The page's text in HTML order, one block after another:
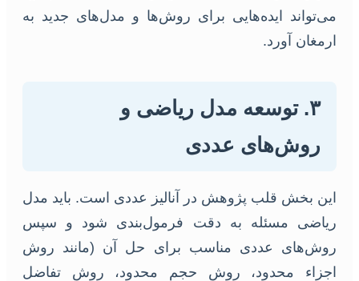
می‌تواند ایده‌هایی برای روش‌ها و مدل‌های جدید به
ارمغان آورد.
۳. توسعه مدل ریاضی و
روش‌های عددی
این بخش قلب پژوهش در آنالیز عددی است. باید مدل
ریاضی مسئله به دقت فرمول‌بندی شود و سپس
روش‌های عددی مناسب برای حل آن (مانند روش
اجزاء محدود، روش حجم محدود، روش تفاضل